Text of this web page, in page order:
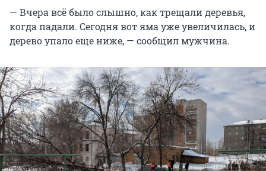
— Вчера всё было слышно, как трещали деревья,
когда падали. Сегодня вот яма уже увеличилась, и
дерево упало еще ниже, — сообщил мужчина.